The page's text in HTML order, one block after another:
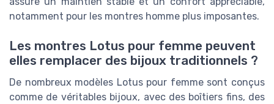
notamment pour les montres homme plus imposantes.
Les montres Lotus pour femme peuvent
elles remplacer des bijoux traditionnels ?
De nombreux modèles Lotus pour femme sont conçus
comme de véritables bijoux, avec des boîtiers fins, des